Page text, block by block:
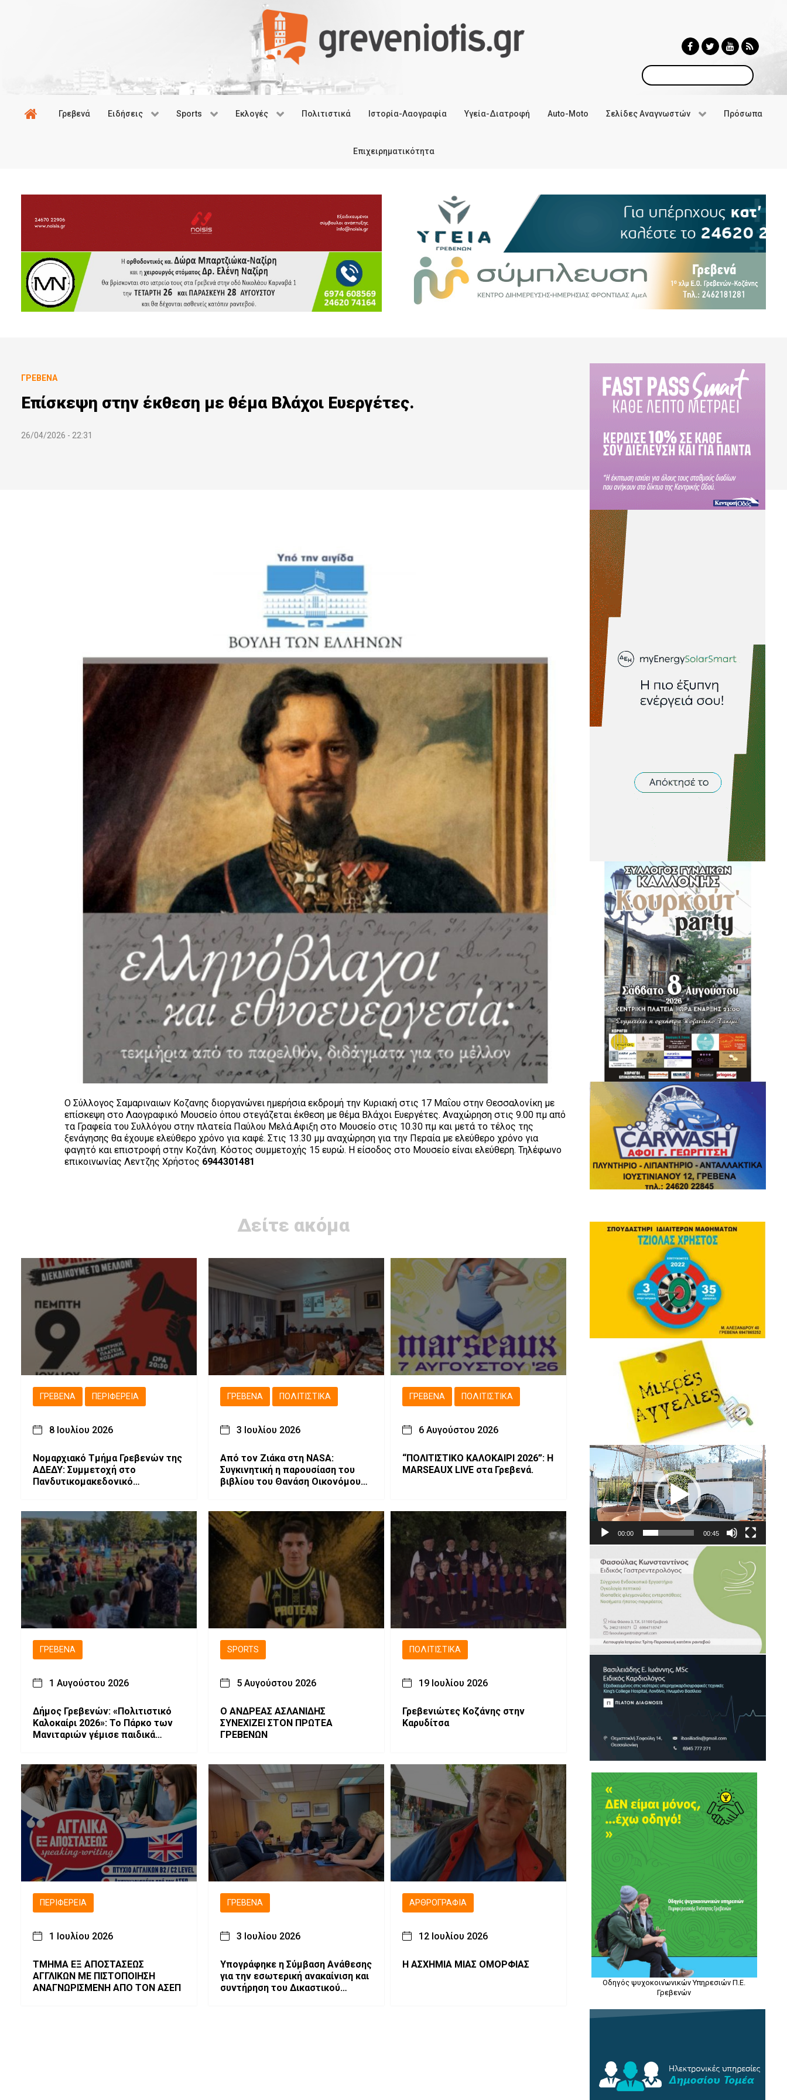
Αναζήτηση
Γρεβενά Ειδήσεις Sports Εκλογές Πολιτιστικά Ιστορία-Λαογραφία Υγεία-Διατροφή Auto-Moto Σελίδες Αναγνωστών Πρόσωπα
Επιχειρηματικότητα
ΓΡΕΒΕΝΆ
Επίσκεψη στην έκθεση με θέμα Βλάχοι Ευεργέτες.
26/04/2026 - 22:31
Ο Σύλλογος Σαμαριναιων Κοζανης διοργανώνει ημερήσια εκδρομή την Κυριακή στις 17 Μαΐου στην Θεσσαλονίκη με
επίσκεψη στο Λαογραφικό Μουσείο όπου στεγάζεται έκθεση με θέμα Βλάχοι Ευεργέτες. Αναχώρηση στις 9.00 πμ από
τα Γραφεία του Συλλόγου στην πλατεία Παύλου Μελά.Αφιξη στο Μουσείο στις 10.30 πμ και μετά το τέλος της
ξενάγησης θα έχουμε ελεύθερο χρόνο για καφέ. Στις 13.30 μμ αναχώρηση για την Περαία με ελεύθερο χρόνο για
φαγητό και επιστροφή στην Κοζάνη. Κόστος συμμετοχής 15 ευρώ. Η είσοδος στο Μουσείο είναι ελεύθερη. Τηλέφωνο
επικοινωνίας Λεντζης Χρήστος 6944301481
Δείτε ακόμα
ΓΡΕΒΕΝΆ ΠΕΡΙΦΈΡΕΙΑ
8 Ιουλίου 2026
Νομαρχιακό Τμήμα Γρεβενών της
ΑΔΕΔΥ: Συμμετοχή στο
Πανδυτικομακεδονικό
ΓΡΕΒΕΝΆ ΠΟΛΙΤΙΣΤΙΚΆ
3 Ιουλίου 2026
Από τον Ζιάκα στη NASA:
Συγκινητική η παρουσίαση του
βιβλίου του Θανάση Οικονόμου
ΓΡΕΒΕΝΆ ΠΟΛΙΤΙΣΤΙΚΆ
6 Αυγούστου 2026
“ΠΟΛΙΤΙΣΤΙΚΟ ΚΑΛΟΚΑΙΡΙ 2026”: Η
MARSEAUX LIVE στα Γρεβενά.
ΓΡΕΒΕΝΆ
1 Αυγούστου 2026
Δήμος Γρεβενών: «Πολιτιστικό
Καλοκαίρι 2026»: Το Πάρκο των
Μανιταριών γέμισε παιδικά
SPORTS
5 Αυγούστου 2026
Ο ΑΝΔΡΕΑΣ ΑΣΛΑΝΙΔΗΣ
ΣΥΝΕΧΙΖΕΙ ΣΤΟΝ ΠΡΩΤΕΑ
ΓΡΕΒΕΝΩΝ
ΠΟΛΙΤΙΣΤΙΚΆ
19 Ιουλίου 2026
Γρεβενιώτες Κοζάνης στην
Καρυδίτσα
ΠΕΡΙΦΈΡΕΙΑ
1 Ιουλίου 2026
ΤΜΗΜΑ ΕΞ ΑΠΟΣΤΑΣΕΩΣ
ΑΓΓΛΙΚΩΝ ΜΕ ΠΙΣΤΟΠΟΙΗΣΗ
ΑΝΑΓΝΩΡΙΣΜΕΝΗ ΑΠΟ ΤΟΝ ΑΣΕΠ
ΓΡΕΒΕΝΆ
3 Ιουλίου 2026
Υπογράφηκε η Σύμβαση Ανάθεσης
για την εσωτερική ανακαίνιση και
συντήρηση του Δικαστικού
ΑΡΘΡΟΓΡΑΦΊΑ
12 Ιουλίου 2026
Η ΑΣΧΗΜΙΑ ΜΙΑΣ ΟΜΟΡΦΙΑΣ
Πρόγραμμα
Αναπαραγωγής
Βίντεο
00:00 00:45
Οδηγός ψυχοκοινωνικών Υπηρεσιών Π.Ε.
Γρεβενών